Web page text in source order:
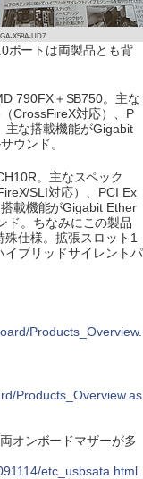
GA-X58A-UD7
ポートは両製品とも背
790FX＋SB750。主な
CrossFireX対応）、P
主な搭載機能がGigabit
ウンド。
。主なスペック
SLI対応）、PCI Ex
載機能がGigabit Ether
ド。ちなみにこの製品
仕様。拡張スロット1
ブリッドサイレントパ
Products_Overview.
Products_Overview.as
オンボードマザーが多
etc_usbsata.html